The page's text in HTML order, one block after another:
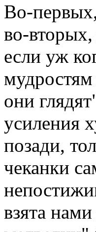
Во-
во-
если уж
мудростям
они
усиления
позади,
чеканки
взята